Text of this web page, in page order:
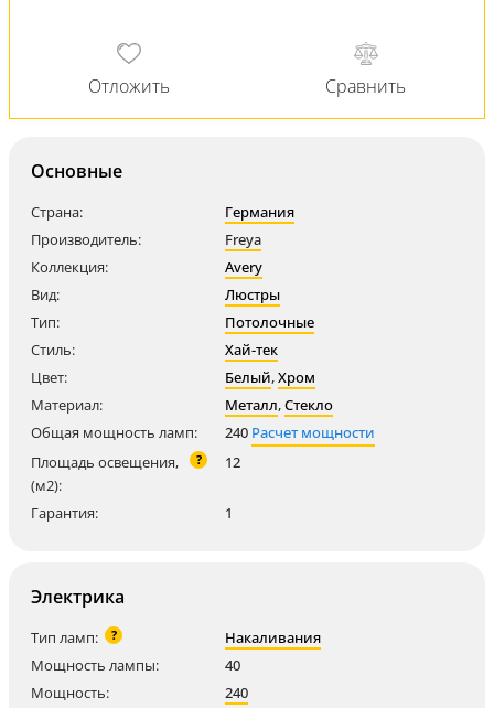
Основные
Страна:
Германия
Производитель:
Freya
Коллекция:
Avery
Вид:
Люстры
Тип:
Потолочные
Стиль:
Хай-тек
Цвет:
Белый,Хром
Материал:
Металл,Стекло
Общая мощность ламп:
240 Расчет мощности
Площадь освещения,
(м2):
? 12
Гарантия: 1
Электрика
Тип ламп: ?
Накаливания
Мощность лампы:
40
Мощность:
240